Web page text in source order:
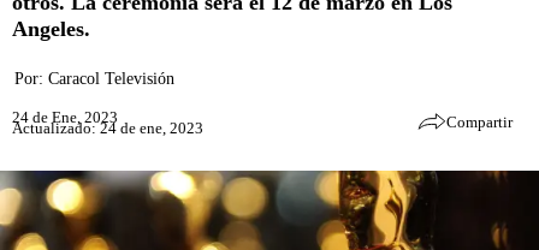
Angeles.
Por: Caracol Televisión
24 de Ene, 2023
Actualizado: 24 de ene, 2023 Compartir